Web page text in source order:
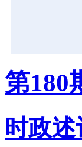
第180
时政述